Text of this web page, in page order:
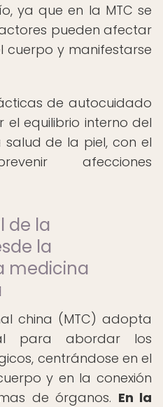
ya que en la MTC se
pueden afectar
cuerpo y manifestarse
de autocuidado
equilibrio interno del
de la piel, con el
afecciones
de la
la
medicina
china (MTC) adopta
para abordar los
centrándose en el
y en la conexión
de órganos. En la